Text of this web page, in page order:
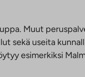
Muut
sekä useita
esimerkiksi